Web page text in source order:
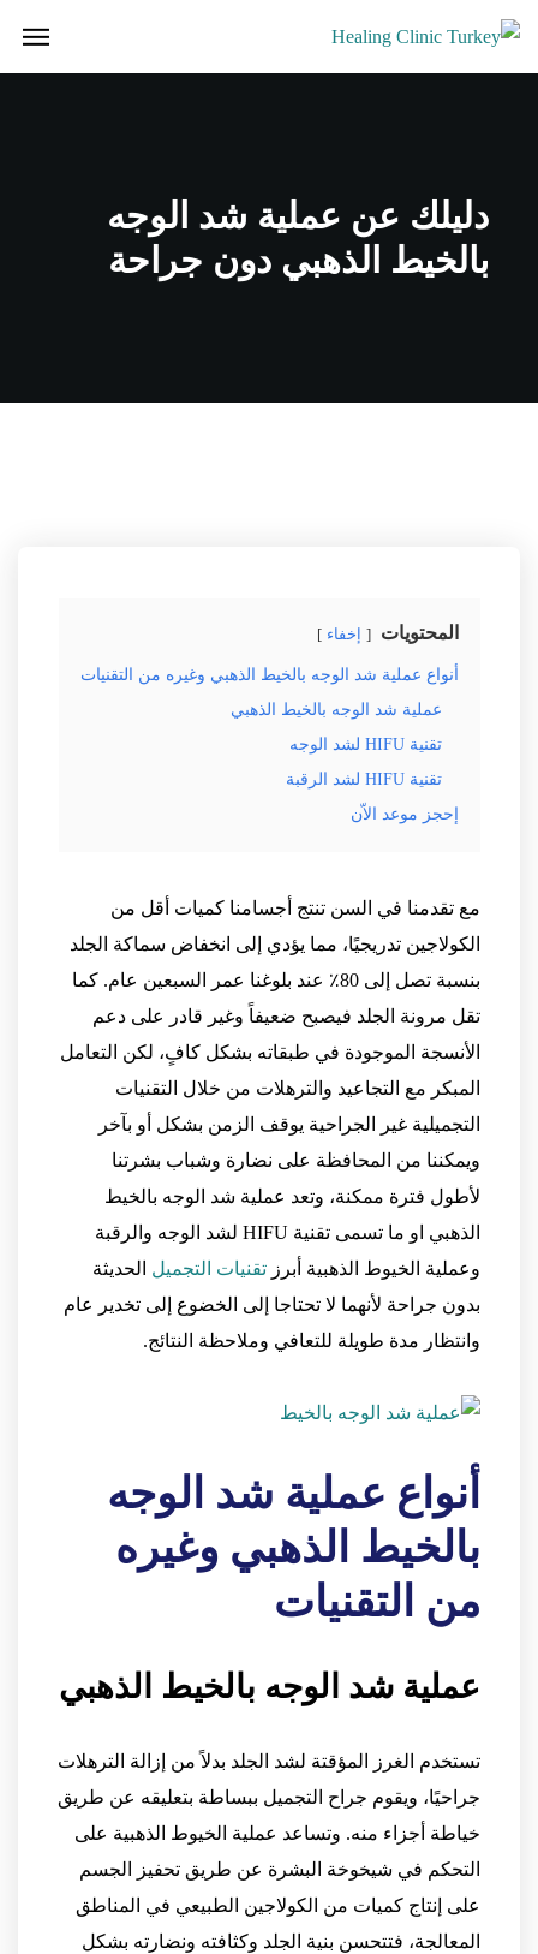
دليلك عن عملية شد الوجه
بالخيط الذهبي دون جراحة
المحتويات إخفاء
أنواع عملية شد الوجه بالخيط الذهبي وغيره من التقنيات
عملية شد الوجه بالخيط الذهبي
تقنية HIFU لشد الوجه
تقنية HIFU لشد الرقبة
إحجز موعد الاّن
مع تقدمنا في السن تنتج أجسامنا كميات أقل من
الكولاجين تدريجيًا، مما يؤدي إلى انخفاض سماكة الجلد
بنسبة تصل إلى 80٪ عند بلوغنا عمر السبعين عام. كما
تقل مرونة الجلد فيصبح ضعيفاً وغير قادر على دعم
الأنسجة الموجودة في طبقاته بشكل كافٍ، لكن التعامل
المبكر مع التجاعيد والترهلات من خلال التقنيات
التجميلية غير الجراحية يوقف الزمن بشكل أو بآخر
ويمكننا من المحافظة على نضارة وشباب بشرتنا
لأطول فترة ممكنة، وتعد عملية شد الوجه بالخيط
الذهبي او ما تسمى تقنية HIFU لشد الوجه والرقبة
وعملية الخيوط الذهبية أبرز تقنيات التجميل الحديثة
بدون جراحة لأنهما لا تحتاجا إلى الخضوع إلى تخدير عام
وانتظار مدة طويلة للتعافي وملاحظة النتائج.
أنواع عملية شد الوجه
بالخيط الذهبي وغيره
من التقنيات
عملية شد الوجه بالخيط الذهبي
تستخدم الغرز المؤقتة لشد الجلد بدلاً من إزالة الترهلات
جراحيًا، ويقوم جراح التجميل ببساطة بتعليقه عن طريق
خياطة أجزاء منه. وتساعد عملية الخيوط الذهبية على
التحكم في شيخوخة البشرة عن طريق تحفيز الجسم
على إنتاج كميات من الكولاجين الطبيعي في المناطق
المعالجة، فتتحسن بنية الجلد وكثافته ونضارته بشكل